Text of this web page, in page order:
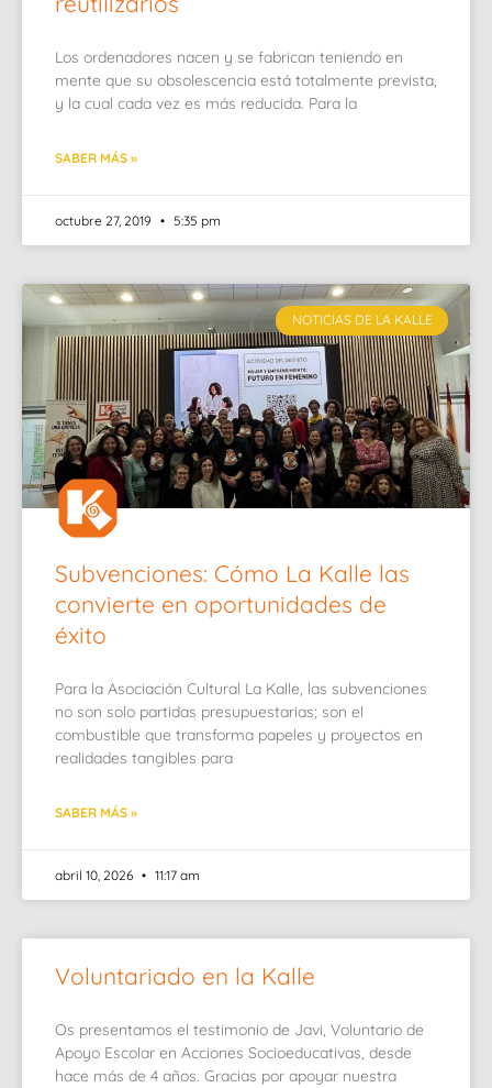
Los ordenadores nacen y se fabrican teniendo en
mente que su obsolescencia está totalmente prevista,
y la cual cada vez es más reducida. Para la
SABER MÁS »
octubre 27, 2019 5:35 pm
NOTICIAS DE LA KALLE
Subvenciones: Cómo La Kalle las
convierte en oportunidades de
éxito
Para la Asociación Cultural La Kalle, las subvenciones
no son solo partidas presupuestarias; son el
combustible que transforma papeles y proyectos en
realidades tangibles para
SABER MÁS »
abril 10, 2026 11:17 am
Voluntariado en la Kalle
Os presentamos el testimonio de Javi, Voluntario de
Apoyo Escolar en Acciones Socioeducativas, desde
hace más de 4 años. Gracias por apoyar nuestra